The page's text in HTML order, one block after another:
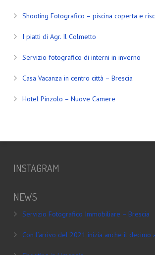
Shooting Fotografico – piscina coperta e
I piatti di Agr. Il Colmetto
Servizio fotografico di interni in inverno
Casa Vacanza in centro città – Brescia
Hotel Pinzolo – Nuove Camere
INSTAGRAM
NEWS
Servizio Fotografico Immobiliare – Brescia
Con l’arrivo del 2021 inizia anche il decimo